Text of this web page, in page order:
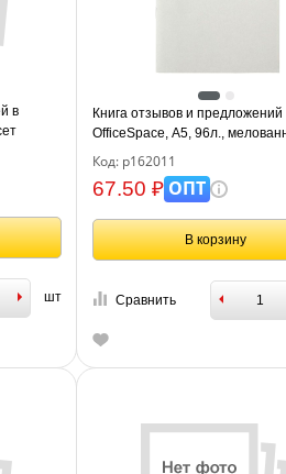
в
шт
Книга отзывов и предложений
OfficeSpace, А5, 96л.,
картон, блок газетный
Код: р162011
67.50 ₽ОПТ
В корзину
Сравнить